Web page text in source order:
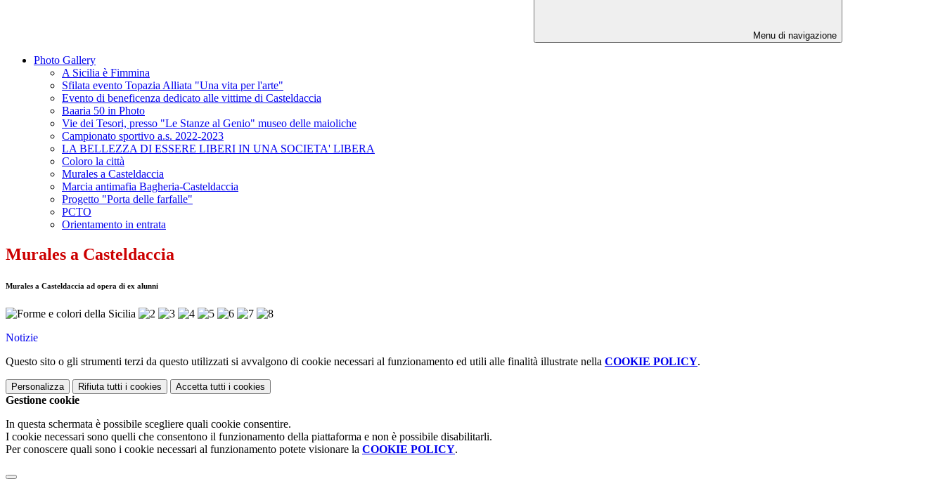
Menu di navigazione
Photo Gallery
A Sicilia è Fimmina
Sfilata evento Topazia Alliata "Una vita per l'arte"
Evento di beneficenza dedicato alle vittime di Casteldaccia
Baaria 50 in Photo
Vie dei Tesori, presso "Le Stanze al Genio" museo delle maioliche
Campionato sportivo a.s. 2022-2023
LA BELLEZZA DI ESSERE LIBERI IN UNA SOCIETA' LIBERA
Coloro la città
Murales a Casteldaccia
Marcia antimafia Bagheria-Casteldaccia
Progetto "Porta delle farfalle"
PCTO
Orientamento in entrata
Murales a Casteldaccia
Murales a Casteldaccia ad opera di ex alunni
Notizie
Questo sito o gli strumenti terzi da questo utilizzati si avvalgono di cookie necessari al funzionamento ed utili alle finalità illustrate nella COOKIE POLICY.
Personalizza Rifiuta tutti i cookies Accetta tutti i cookies
Gestione cookie
In questa schermata è possibile scegliere quali cookie consentire.
I cookie necessari sono quelli che consentono il funzionamento della piattaforma e non è possibile disabilitarli.
Per conoscere quali sono i cookie necessari al funzionamento potete visionare la COOKIE POLICY.